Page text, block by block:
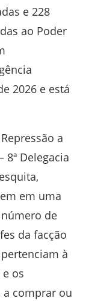
e 228
ao Poder
2026 e está
a
8ª Delegacia
em uma
de
da facção
à
os
comprar ou